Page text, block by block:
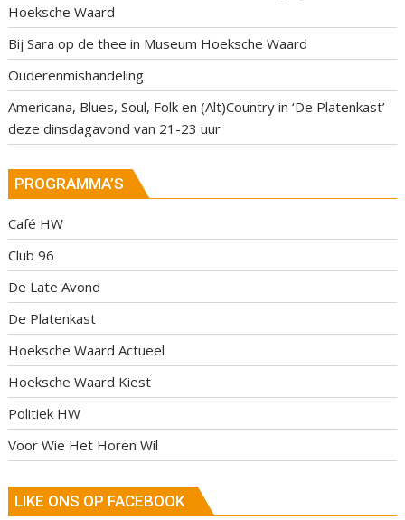
Hoeksche Waard
Bij Sara op de thee in Museum Hoeksche Waard
Ouderenmishandeling
Americana, Blues, Soul, Folk en (Alt)Country in ‘De Platenkast’
deze dinsdagavond van 21-23 uur
PROGRAMMA’S
Café HW
Club 96
De Late Avond
De Platenkast
Hoeksche Waard Actueel
Hoeksche Waard Kiest
Politiek HW
Voor Wie Het Horen Wil
LIKE ONS OP FACEBOOK